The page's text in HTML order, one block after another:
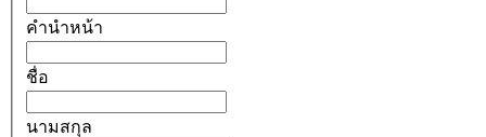
คำนำหน้า
ชื่อ
นามสกุล